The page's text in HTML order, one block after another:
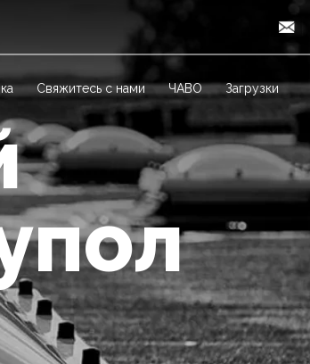
Свяжитесь с нами ЧАВО Загрузки